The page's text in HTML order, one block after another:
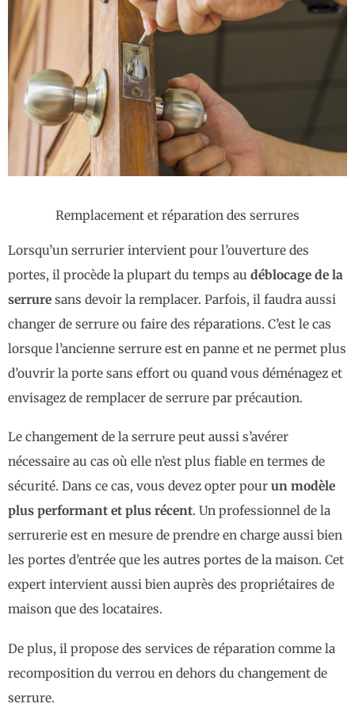
Remplacement et réparation des serrures
Lorsqu’un serrurier intervient pour l’ouverture des
portes, il procède la plupart du temps au déblocage de la
serrure sans devoir la remplacer. Parfois, il faudra aussi
changer de serrure ou faire des réparations. C’est le cas
lorsque l’ancienne serrure est en panne et ne permet plus
d’ouvrir la porte sans effort ou quand vous déménagez et
envisagez de remplacer de serrure par précaution.
Le changement de la serrure peut aussi s’avérer
nécessaire au cas où elle n’est plus fiable en termes de
sécurité. Dans ce cas, vous devez opter pour un modèle
plus performant et plus récent. Un professionnel de la
serrurerie est en mesure de prendre en charge aussi bien
les portes d’entrée que les autres portes de la maison. Cet
expert intervient aussi bien auprès des propriétaires de
maison que des locataires.
De plus, il propose des services de réparation comme la
recomposition du verrou en dehors du changement de
serrure.